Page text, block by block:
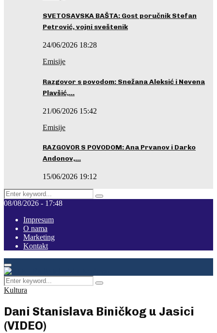
SVETOSAVSKA BAŠTA: Gost poručnik Stefan
Petrović, vojni sveštenik
24/06/2026 18:28
Emisije
Razgovor s povodom: Snežana Aleksić i Nevena
Plavšić,…
21/06/2026 15:42
Emisije
RAZGOVOR S POVODOM: Ana Prvanov i Darko
Andonov,…
15/06/2026 19:12
Search
for:
Pretraga
08/08/2026 - 17:48
Impresum
O nama
Marketing
Kontakt
Facebook
Instagram
Youtube
Primary
Menu
Search
for:
Pretraga
Kultura
Dani Stanislava Biničkog u Jasici
(VIDEO)